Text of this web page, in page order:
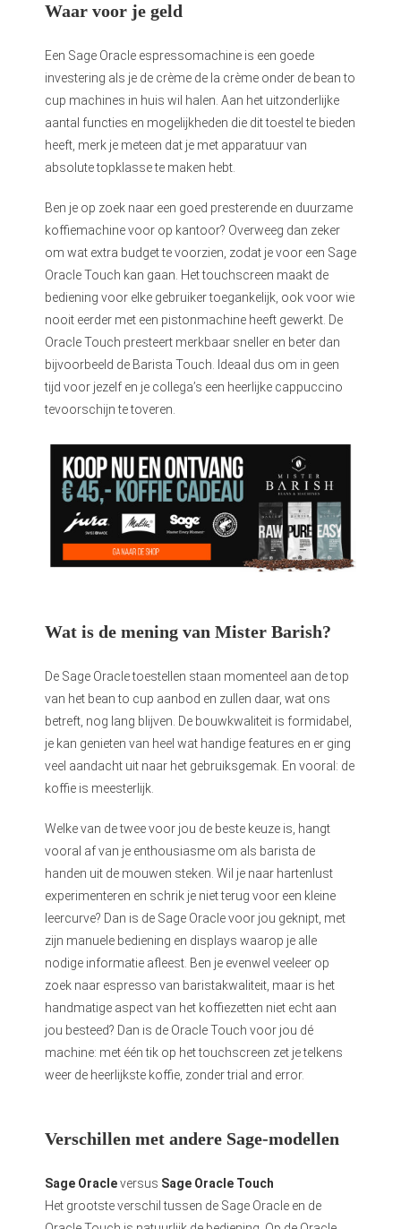
Waar voor je geld
Een Sage Oracle espressomachine is een goede
investering als je de crème de la crème onder de bean to
cup machines in huis wil halen. Aan het uitzonderlijke
aantal functies en mogelijkheden die dit toestel te bieden
heeft, merk je meteen dat je met apparatuur van
absolute topklasse te maken hebt.
Ben je op zoek naar een goed presterende en duurzame
koffiemachine voor op kantoor? Overweeg dan zeker
om wat extra budget te voorzien, zodat je voor een Sage
Oracle Touch kan gaan. Het touchscreen maakt de
bediening voor elke gebruiker toegankelijk, ook voor wie
nooit eerder met een pistonmachine heeft gewerkt. De
Oracle Touch presteert merkbaar sneller en beter dan
bijvoorbeeld de Barista Touch. Ideaal dus om in geen
tijd voor jezelf en je collega’s een heerlijke cappuccino
tevoorschijn te toveren.
Wat is de mening van Mister Barish?
De Sage Oracle toestellen staan momenteel aan de top
van het bean to cup aanbod en zullen daar, wat ons
betreft, nog lang blijven. De bouwkwaliteit is formidabel,
je kan genieten van heel wat handige features en er ging
veel aandacht uit naar het gebruiksgemak. En vooral: de
koffie is meesterlijk.
Welke van de twee voor jou de beste keuze is, hangt
vooral af van je enthousiasme om als barista de
handen uit de mouwen steken. Wil je naar hartenlust
experimenteren en schrik je niet terug voor een kleine
leercurve? Dan is de Sage Oracle voor jou geknipt, met
zijn manuele bediening en displays waarop je alle
nodige informatie afleest. Ben je evenwel veeleer op
zoek naar espresso van baristakwaliteit, maar is het
handmatige aspect van het koffiezetten niet echt aan
jou besteed? Dan is de Oracle Touch voor jou dé
machine: met één tik op het touchscreen zet je telkens
weer de heerlijkste koffie, zonder trial and error.
Verschillen met andere Sage-modellen
Sage Oracleversus Sage Oracle Touch
Het grootste verschil tussen de Sage Oracle en de